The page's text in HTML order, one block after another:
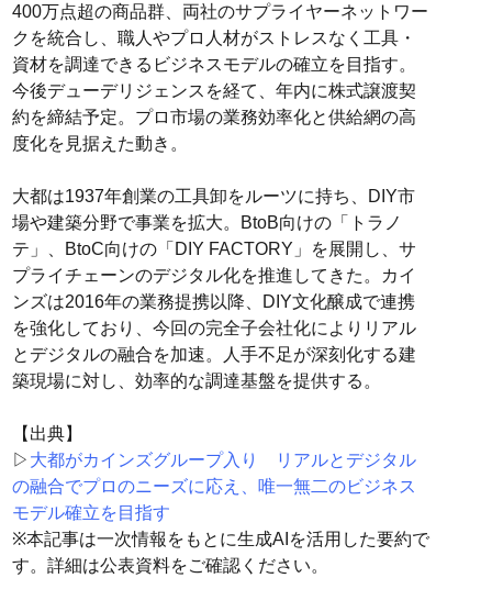
400万点超の商品群、両社のサプライヤーネットワー
クを統合し、職人やプロ人材がストレスなく工具・
資材を調達できるビジネスモデルの確立を目指す。
今後デューデリジェンスを経て、年内に株式譲渡契
約を締結予定。プロ市場の業務効率化と供給網の高
度化を見据えた動き。
大都は1937年創業の工具卸をルーツに持ち、DIY市
場や建築分野で事業を拡大。BtoB向けの「トラノ
テ」、BtoC向けの「DIY FACTORY」を展開し、サ
プライチェーンのデジタル化を推進してきた。カイ
ンズは2016年の業務提携以降、DIY文化醸成で連携
を強化しており、今回の完全子会社化によりリアル
とデジタルの融合を加速。人手不足が深刻化する建
築現場に対し、効率的な調達基盤を提供する。
【出典】
▷ 大都がカインズグループ入り リアルとデジタル
の融合でプロのニーズに応え、唯一無二のビジネス
モデル確立を目指す
※本記事は一次情報をもとに生成AIを活用した要約で
す。詳細は公表資料をご確認ください。